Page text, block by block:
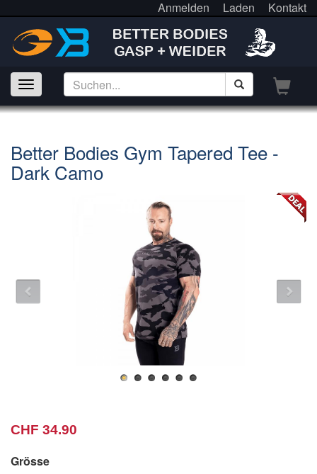
Anmelden Laden Kontakt
Better Bodies Gym Tapered Tee -
Dark Camo
CHF 34.90
Grösse